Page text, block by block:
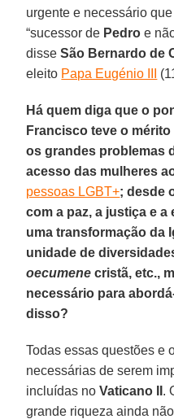
urgente e necessário
“sucessor de Pedro e
disseSão Bernardo de
eleito Papa Eugénio III
Há quem diga que o
Francisco teve o
os grandes problemas
acesso das mulheres
pessoas LGBT+; desde
com a paz, a justiça e
uma transformação da
unidade de
oecumene cristã, etc.,
necessário para
disso?
Todas essas questões e
necessárias de serem
incluídas noVaticano II .
grande riqueza ainda